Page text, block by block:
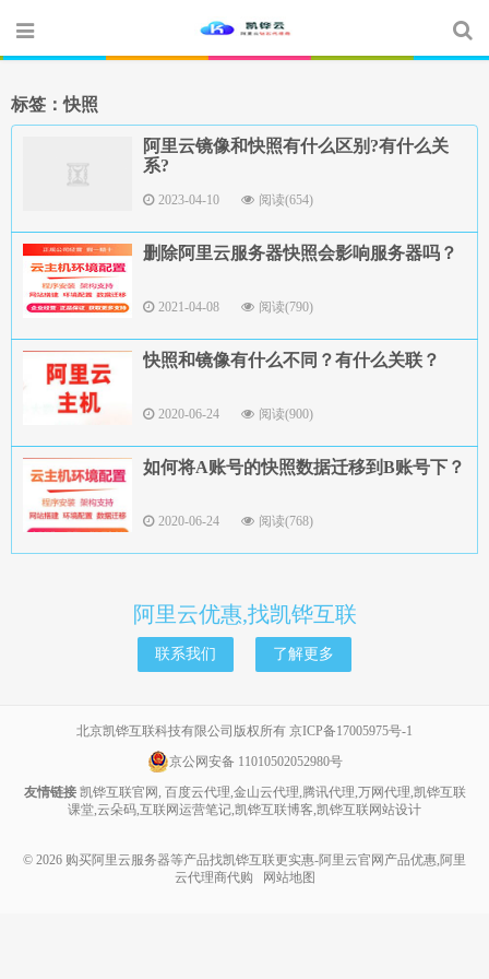
标签：快照
阿里云镜像和快照有什么区别?有什么关
系?
2023-04-10 阅读(654)
删除阿里云服务器快照会影响服务器吗？
2021-04-08 阅读(790)
快照和镜像有什么不同？有什么关联？
2020-06-24 阅读(900)
如何将A账号的快照数据迁移到B账号下？
2020-06-24 阅读(768)
阿里云优惠,找凯铧互联
联系我们 了解更多
北京凯铧互联科技有限公司版权所有 京ICP备17005975号-1
京公网安备 11010502052980号
友情链接 凯铧互联官网, 百度云代理,金山云代理,腾讯代理,万网代理,凯铧互联
课堂,云朵码,互联网运营笔记,凯铧互联博客,凯铧互联网站设计
© 2026 购买阿里云服务器等产品找凯铧互联更实惠-阿里云官网产品优惠,阿里
云代理商代购
网站地图